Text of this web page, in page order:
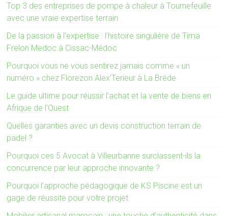
Top 3 des entreprises de pompe à chaleur à Tournefeuille
avec une vraie expertise terrain
De la passion à l’expertise : l’histoire singulière de Tima
Frelon Medoc à Cissac-Médoc
Pourquoi vous ne vous sentirez jamais comme « un
numéro » chez Florezon Alex’Terieur à La Brède
Le guide ultime pour réussir l’achat et la vente de biens en
Afrique de l’Ouest
Quelles garanties avec un devis construction terrain de
padel ?
Pourquoi ces 5 Avocat à Villeurbanne surclassent-ils la
concurrence par leur approche innovante ?
Pourquoi l’approche pédagogique de KS Piscine est un
gage de réussite pour votre projet